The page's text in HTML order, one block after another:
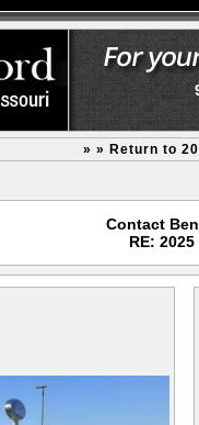
» » Return to
Contact
RE: